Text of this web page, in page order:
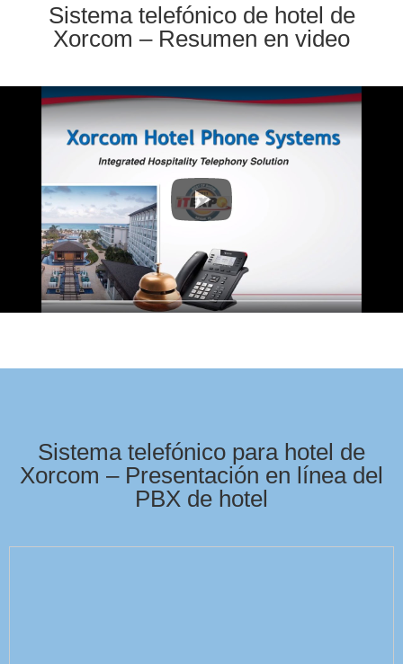
Sistema telefónico de hotel de
Xorcom – Resumen en video
Sistema telefónico para hotel de
Xorcom – Presentación en línea del
PBX de hotel